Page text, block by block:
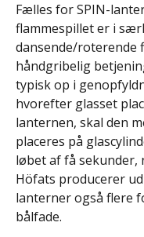
Fælles for SPIN-
flammespillet er i
dansende/roterende
håndgribelig
typisk op i
hvorefter glasset
lanternen, skal den
placeres på
løbet af få
Höfats producerer
lanterner også flere
bålfade.